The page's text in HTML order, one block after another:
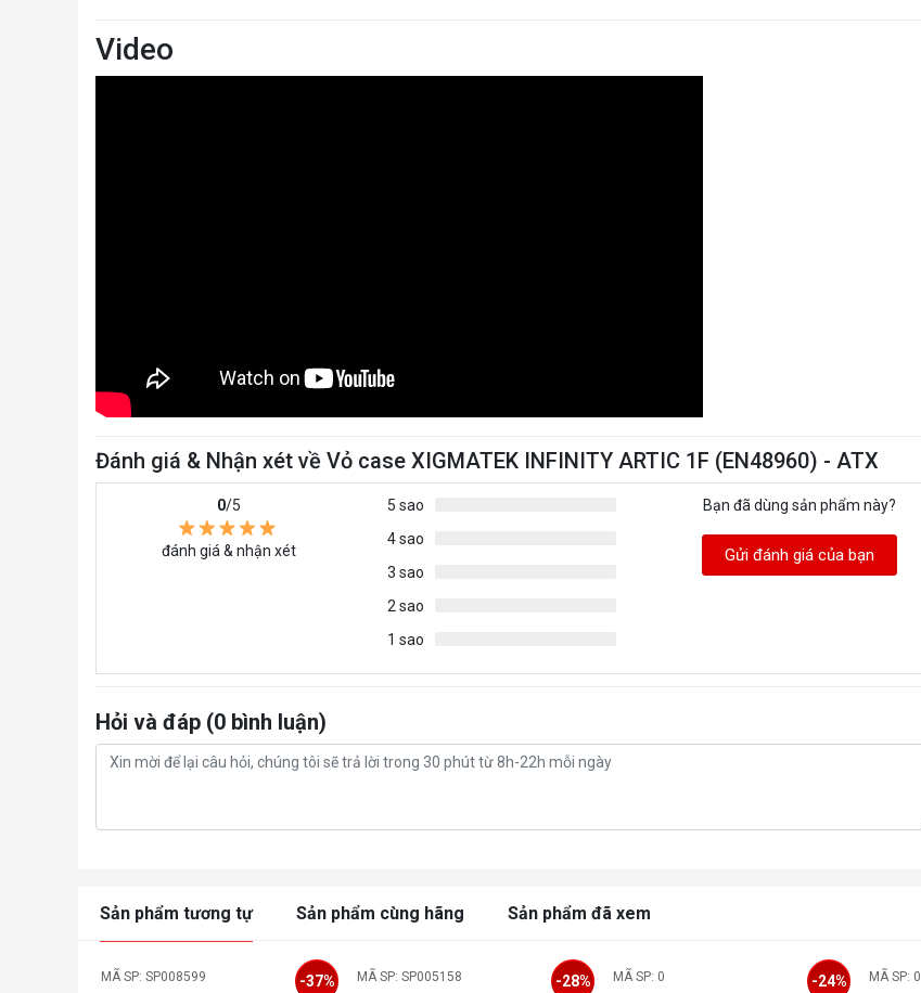
Video
Đánh giá & Nhận xét về Vỏ case XIGMATEK INFINITY ARTIC 1F (EN48960) - ATX
0/5
đánh giá & nhận xét
5 sao
4 sao
3 sao
2 sao
1 sao
Bạn đã dùng sản phẩm này?
Gửi đánh giá của bạn
Hỏi và đáp (0 bình luận)
Sản phẩm tương tự Sản phẩm cùng hãng Sản phẩm đã xem
MÃ SP: SP008599 -37% MÃ SP: SP005158 -28% MÃ SP: 0 -24% MÃ SP: 0